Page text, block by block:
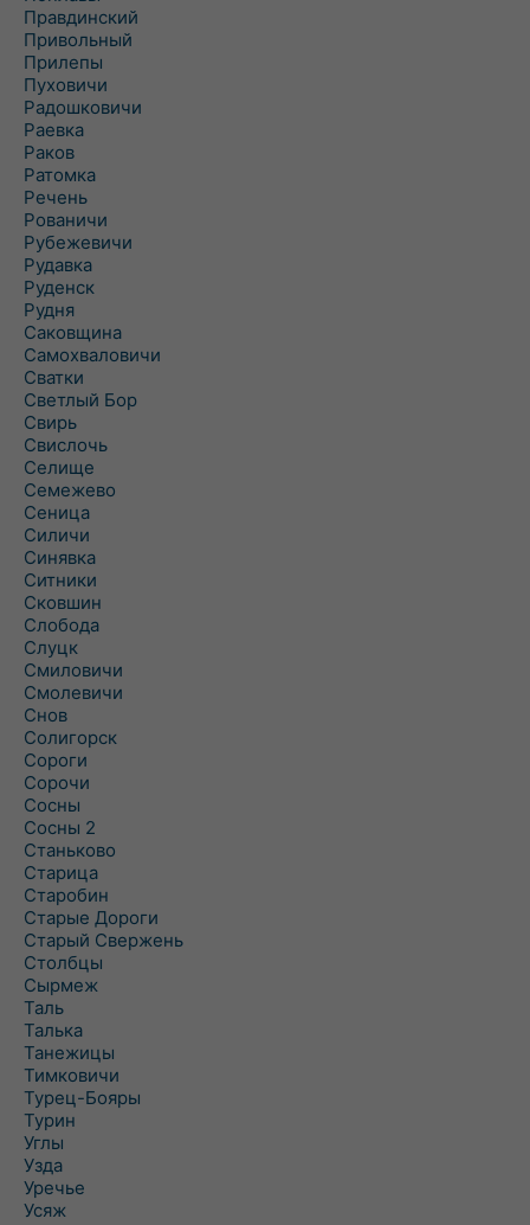
Правдинский
Привольный
Прилепы
Пуховичи
Радошковичи
Раевка
Раков
Ратомка
Речень
Рованичи
Рубежевичи
Рудавка
Руденск
Рудня
Саковщина
Самохваловичи
Сватки
Светлый Бор
Свирь
Свислочь
Селище
Семежево
Сеница
Силичи
Синявка
Ситники
Сковшин
Слобода
Слуцк
Смиловичи
Смолевичи
Снов
Солигорск
Сороги
Сорочи
Сосны
Сосны 2
Станьково
Старица
Старобин
Старые Дороги
Старый Свержень
Столбцы
Сырмеж
Таль
Талька
Танежицы
Тимковичи
Турец-Бояры
Турин
Углы
Узда
Уречье
Усяж